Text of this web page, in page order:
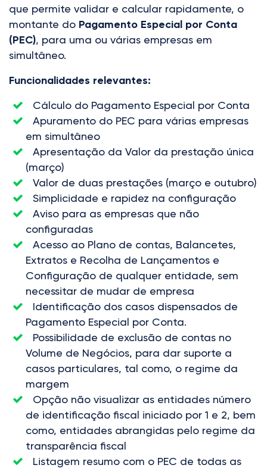
que permite validar e calcular rapidamente, o
montante do Pagamento Especial por Conta
(PEC), para uma ou várias empresas em
simultâneo.
Funcionalidades relevantes:
Cálculo do Pagamento Especial por Conta
Apuramento do PEC para várias empresas
em simultâneo
Apresentação da Valor da prestação única
(março)
Valor de duas prestações (março e outubro)
Simplicidade e rapidez na configuração
Aviso para as empresas que não
configuradas
Acesso ao Plano de contas, Balancetes,
Extratos e Recolha de Lançamentos e
Configuração de qualquer entidade, sem
necessitar de mudar de empresa
Identificação dos casos dispensados de
Pagamento Especial por Conta.
Possibilidade de exclusão de contas no
Volume de Negócios, para dar suporte a
casos particulares, tal como, o regime da
margem
Opção não visualizar as entidades número
de identificação fiscal iniciado por 1 e 2, bem
como, entidades abrangidas pelo regime da
transparência fiscal
Listagem resumo com o PEC de todas as